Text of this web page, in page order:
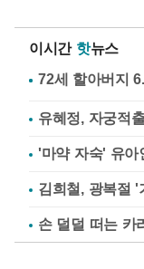
이시간 핫뉴스
유혜정, 자궁적
'마약 자숙' 유아
김희철, 광복절
손 덜덜 떠는 카